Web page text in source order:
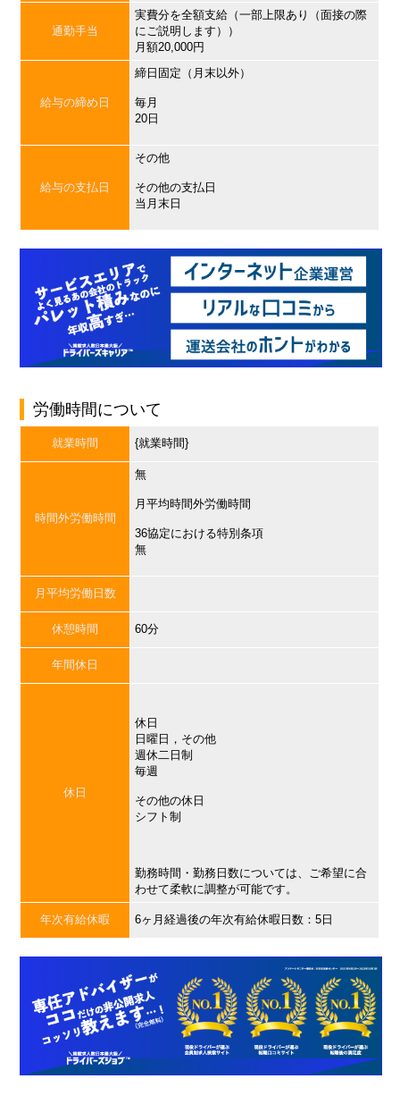
通勤手当
実費分を全額支給（一部上限あり（面接の際
にご説明します））
月額20,000円
給与の締め日
締日固定（月末以外）
毎月
20日
給与の支払日
その他
その他の支払日
当月末日
労働時間について
就業時間 {就業時間}
時間外労働時間
無
月平均時間外労働時間
36協定における特別条項
無
月平均労働日数
休憩時間 60分
年間休日
休日
休日
日曜日，その他
週休二日制
毎週
その他の休日
シフト制
勤務時間・勤務日数については、ご希望に合
わせて柔軟に調整が可能です。
年次有給休暇 6ヶ月経過後の年次有給休暇日数：5日